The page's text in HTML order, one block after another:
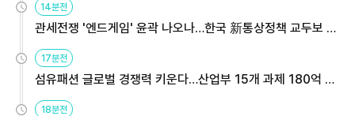
14분전
관세전쟁 '엔드게임' 윤곽 나오나…한국 新통상정책 교두보 활
17분전
섬유패션 글로벌 경쟁력 키운다…산업부 15개 과제 180억 지
18분전